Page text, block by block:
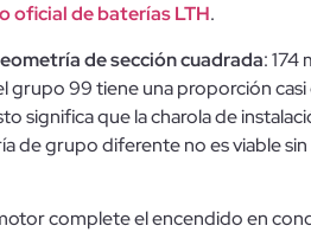
oficial de baterías LTH.
de sección cuadrada: 174
grupo 99 tiene una proporción
que la charola de
de grupo diferente no es viable
complete el encendido en